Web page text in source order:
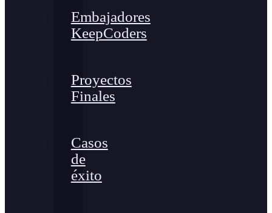
Embajadores
KeepCoders
Proyectos
Finales
Casos
de
éxito